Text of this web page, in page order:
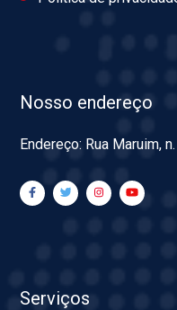
Nosso endereço
Endereço: Rua Maruim,
Serviços